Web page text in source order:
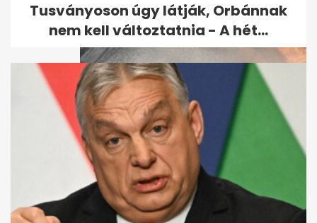
Kigyulladt egy Debrecenből
Tusványoson úgy látják, Orbánnak
nem kell változtatnia - A hét...